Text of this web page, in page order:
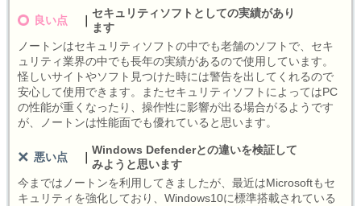
良い点
セキュリティソフトとしての実績があり
ます
ノートンはセキュリティソフトの中でも老舗のソフトで、セキ
ュリティ業界の中でも長年の実績があるので使用しています。
怪しいサイトやソフト見つけた時には警告を出してくれるので
安心して使用できます。またセキュリティソフトによってはPC
の性能が重くなったり、操作性に影響が出る場合がるようです
が、ノートンは性能面でも優れていると思います。
悪い点
Windows Defenderとの違いを検証して
みようと思います
今まではノートンを利用してきましたが、最近はMicrosoftもセ
キュリティを強化しており、Windows10に標準搭載されている